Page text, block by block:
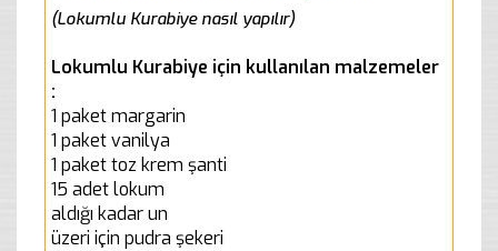
(Lokumlu Kurabiye nasıl yapılır)
Lokumlu Kurabiye için kullanılan malzemeler
:
1 paket margarin
1 paket vanilya
1 paket toz krem şanti
15 adet lokum
aldığı kadar un
üzeri için pudra şekeri